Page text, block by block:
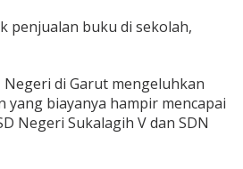
penjualan buku di sekolah,
di Garut mengeluhkan
biayanya hampir mencapai
Negeri Sukalagih V dan SDN